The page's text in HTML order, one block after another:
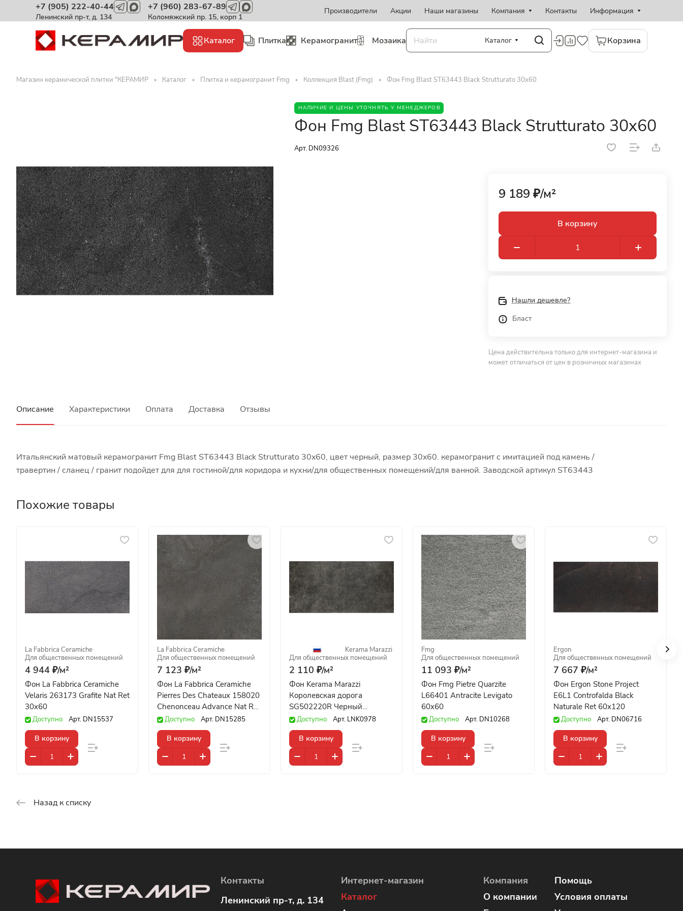
+7 (905) 222-40-44
Ленинский пр-т, д. 134
+7 (960) 283-67-89
Коломяжский пр. 15, корп 1
Производители Акции Наши магазины Компания Контакты Информация
Каталог Плитка Керамогранит Мозаика Каталог Корзина
Магазин керамической плитки "КЕРАМИР Каталог Плитка и керамогранит Fmg Коллекция Blast (Fmg) Фон Fmg Blast ST63443 Black Strutturato 30x60
НАЛИЧИЕ И ЦЕНЫ УТОЧНЯТЬ У МЕНЕДЖЕРОВ
Фон Fmg Blast ST63443 Black Strutturato 30x60
Арт. DN09326
9 189 ₽/м²
В корзину
Нашли дешевле?
Бласт
Цена действительна только для интернет-магазина и
может отличаться от цен в розничных магазинах
Описание Характеристики Оплата Доставка Отзывы
Итальянский матовый керамогранит Fmg Blast ST63443 Black Strutturato 30x60, цвет черный, размер 30x60. керамогранит с имитацией под камень /
травертин / сланец / гранит подойдет для для гостиной/для коридора и кухни/для общественных помещений/для ванной. Заводской артикул ST63443
Похожие товары
La Fabbrica Ceramiche·
Для общественных помещений
4 944 ₽/м²
Фон La Fabbrica Ceramiche
Velaris 263173 Grafite Nat Ret
30x60
Доступно Арт. DN15537
В корзину
La Fabbrica Ceramiche·
Для общественных помещений
7 123 ₽/м²
Фон La Fabbrica Ceramiche
Pierres Des Chateaux 158020
Chenonceau Advance Nat Ret
60x60
Доступно Арт. DN15285
В корзину
Kerama Marazzi·
Для общественных помещений
2 110 ₽/м²
Фон Kerama Marazzi
Королевская дорога
SG502220R Черный
Обрезной 60x119,5
Доступно Арт. LNK0978
В корзину
Fmg·
Для общественных помещений
11 093 ₽/м²
Фон Fmg Pietre Quarzite
L66401 Antracite Levigato
60x60
Доступно Арт. DN10268
В корзину
Ergon·
Для общественных помещений
7 667 ₽/м²
Фон Ergon Stone Project
E6L1 Controfalda Black
Naturale Ret 60x120
Доступно Арт. DN06716
В корзину
Назад к списку
Контакты
Ленинский пр-т, д. 134
Интернет-магазин
Каталог
Компания
О компании
Помощь
Условия оплаты